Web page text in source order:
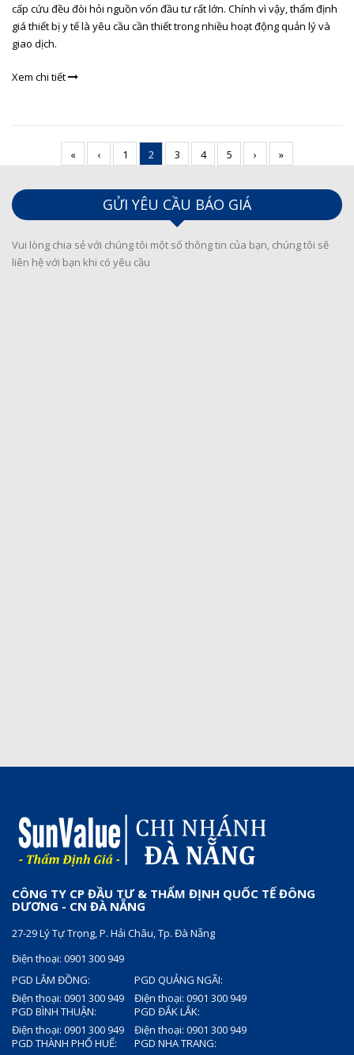
cấp cứu đều đòi hỏi nguồn vốn đầu tư rất lớn. Chính vì vậy, thẩm định
giá thiết bị y tế là yêu cầu cần thiết trong nhiều hoạt động quản lý và
giao dịch.
Xem chi tiết
« ‹ 1 2 3 4 5 › »
GỬI YÊU CẦU BÁO GIÁ
Vui lòng chia sẻ với chúng tôi một số thông tin của bạn, chúng tôi sẽ
liên hệ với bạn khi có yêu cầu
CÔNG TY CP ĐẦU TƯ & THẨM ĐỊNH QUỐC TẾ ĐÔNG
DƯƠNG - CN ĐÀ NẴNG
27-29 Lý Tự Trọng, P. Hải Châu, Tp. Đà Nẵng
Điện thoại: 0901 300 949
PGD LÂM ĐỒNG:
Điện thoại: 0901 300 949
PGD QUẢNG NGÃI:
Điện thoại: 0901 300 949
PGD BÌNH THUẬN:
Điện thoại: 0901 300 949
PGD ĐẮK LẮK:
Điện thoại: 0901 300 949
PGD THÀNH PHỐ HUẾ:
PGD NHA TRANG: